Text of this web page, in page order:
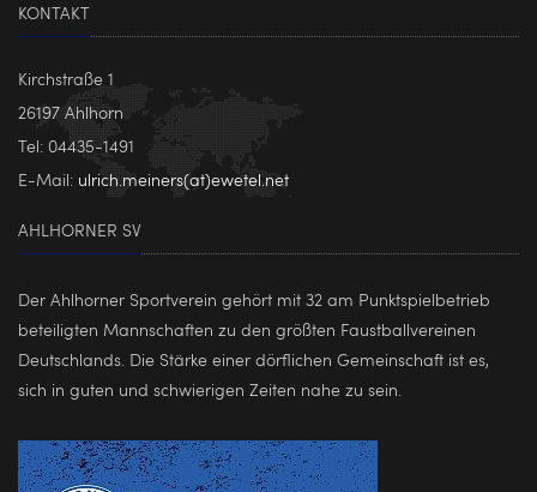
KONTAKT
Kirchstraße 1
26197 Ahlhorn
Tel: 04435-1491
E-Mail: ulrich.meiners(at)ewetel.net
AHLHORNER SV
Der Ahlhorner Sportverein gehört mit 32 am Punktspielbetrieb
beteiligten Mannschaften zu den größten Faustballvereinen
Deutschlands. Die Stärke einer dörflichen Gemeinschaft ist es,
sich in guten und schwierigen Zeiten nahe zu sein.